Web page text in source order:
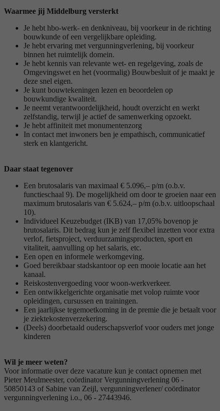
Waarmee jij Middelburg versterkt
Je hebt hbo-werk- en denkniveau, bij voorkeur in de richting
bouwkunde of een vergelijkbare opleiding.
Je hebt ervaring met vergunningverlening, bij voorkeur
binnen het ruimtelijk domein.
Je hebt kennis van relevante wet- en regelgeving, zoals de
Omgevingswet en het (voormalig) Bouwbesluit of je maakt je
deze snel eigen.
Je kunt bouwtekeningen lezen en beoordelen op
bouwkundige kwaliteit.
Je neemt verantwoordelijkheid, houdt overzicht en werkt
zelfstandig, terwijl je actief de samenwerking opzoekt.
Je hebt affiniteit met monumentenzorg
In contact met inwoners ben je empathisch, communicatief
sterk en klantgericht.
Daar staat tegenover
Een brutosalaris van maximaal € 5.096,– p/m (o.b.v.
functieschaal 9). De mogelijkheid om door te groeien naar een
maximum brutosalaris van € 5.624,– p/m (o.b.v. uitloopschaal
10).
Individueel Keuzebudget (IKB) van 17,05% bovenop je
brutosalaris. Dit bedrag kun je zelf flexibel inzetten voor extra
verlof, fietsproject, verduurzamingsproducten, sport en
vitaliteit, aanvulling op het salaris, etc.
Een open en informele werkomgeving.
Goed bereikbaar stadskantoor op een mooie locatie aan het
kanaal.
Reiskostenvergoeding voor woon-werkverkeer.
Een ontwikkelgerichte organisatie met volop ruimte voor
opleidingen, cursussen en trainingen.
Een jaarlijkse tegemoetkoming in de premie die je betaalt voor
je ziektekostenverzekering.
(Deels) doorbetaald ouderschapsverlof voor ouders met jonge
kinderen
Wil je meer weten?
Voor informatie over deze vacature kun je contact opnemen met
Pieter Meulmeester, coördinator Vergunningverlening 06 -
50850143 of Sabine van Zeijl, vergunningverlener/ coördinator
vergunningverlening i.o., 06 - 27443946.